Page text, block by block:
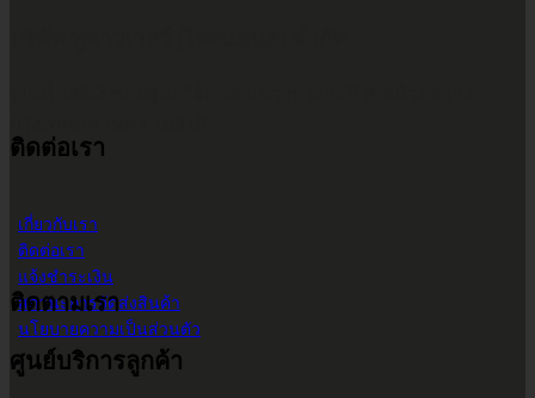
ติดต่อเรา
เกี่ยวกับเรา
ติดต่อเรา
แจ้งชำระเงิน
สถานะการจัดส่งสินค้า
นโยบายความเป็นส่วนตัว
ติดตามเรา
ศูนย์บริการลูกค้า